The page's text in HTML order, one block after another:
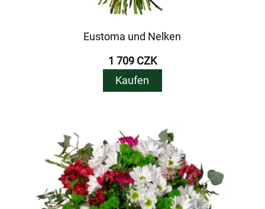
Eustoma und Nelken
1 709 CZK
Kaufen